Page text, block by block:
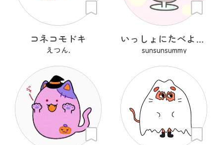
コネコモドキ
えつん.
いっしょにたべよ？ぱふぇ
sunsunsummy